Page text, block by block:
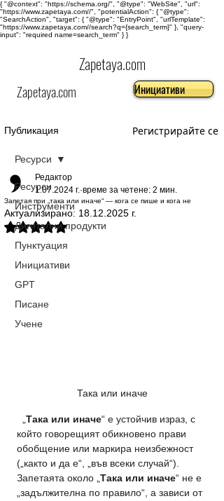
{ "@context": "https://schema.org/", "@type": "WebSite", "url":
"https://www.zapetaya.com//", "potentialAction": { "@type":
"SearchAction", "target": { "@type": "EntryPoint", "urlTemplate":
"https://www.zapetaya.com//search?q={search_term}" }, "query-
input": "required name=search_term" } }
Zapetaya.com
Zapetaya.com Инициативи
Публикация Регистрирайте се
Ресурси
Инструменти
Дигитални продукти
Пунктуация
Инициативи
GPT
Писане
Учене
Ресурси
Запетая при „така или иначе“ — кога се пише и кога не
Редактор
1.07.2024 г. време за четене: 2 мин.
Актуализирано: 18.12.2025 г.
Оценено с NaN от 5 звезди.
Така или иначе
  „
Така или иначе“ е устойчив израз, с
който говорещият обикновено прави
обобщение или маркира неизбежност
(„както и да е“, „във всеки случай“).
Запетаята около „Така или иначе“ не е
„задължителна по правило“, а зависи от